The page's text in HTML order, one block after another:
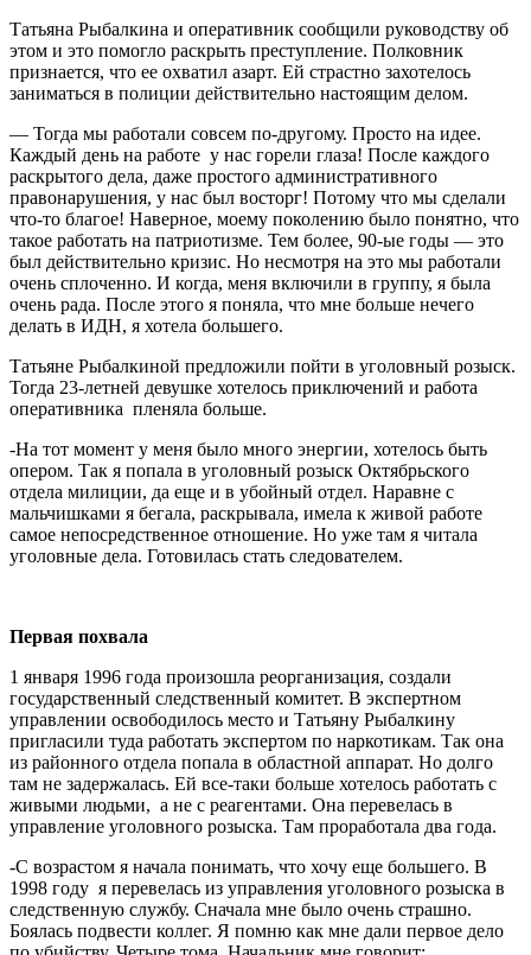
Татьяна Рыбалкина и оперативник сообщили руководству об
этом и это помогло раскрыть преступление. Полковник
признается, что ее охватил азарт. Ей страстно захотелось
заниматься в полиции действительно настоящим делом.
— Тогда мы работали совсем по-другому. Просто на идее.
Каждый день на работе у нас горели глаза! После каждого
раскрытого дела, даже простого административного
правонарушения, у нас был восторг! Потому что мы сделали
что-то благое! Наверное, моему поколению было понятно, что
такое работать на патриотизме. Тем более, 90-ые годы — это
был действительно кризис. Но несмотря на это мы работали
очень сплоченно. И когда, меня включили в группу, я была
очень рада. После этого я поняла, что мне больше нечего
делать в ИДН, я хотела большего.
Татьяне Рыбалкиной предложили пойти в уголовный розыск.
Тогда 23-летней девушке хотелось приключений и работа
оперативника пленяла больше.
-На тот момент у меня было много энергии, хотелось быть
опером. Так я попала в уголовный розыск Октябрьского
отдела милиции, да еще и в убойный отдел. Наравне с
мальчишками я бегала, раскрывала, имела к живой работе
самое непосредственное отношение. Но уже там я читала
уголовные дела. Готовилась стать следователем.
Первая похвала
1 января 1996 года произошла реорганизация, создали
государственный следственный комитет. В экспертном
управлении освободилось место и Татьяну Рыбалкину
пригласили туда работать экспертом по наркотикам. Так она
из районного отдела попала в областной аппарат. Но долго
там не задержалась. Ей все-таки больше хотелось работать с
живыми людьми, а не с реагентами. Она перевелась в
управление уголовного розыска. Там проработала два года.
-С возрастом я начала понимать, что хочу еще большего. В
1998 году я перевелась из управления уголовного розыска в
следственную службу. Сначала мне было очень страшно.
Боялась подвести коллег. Я помню как мне дали первое дело